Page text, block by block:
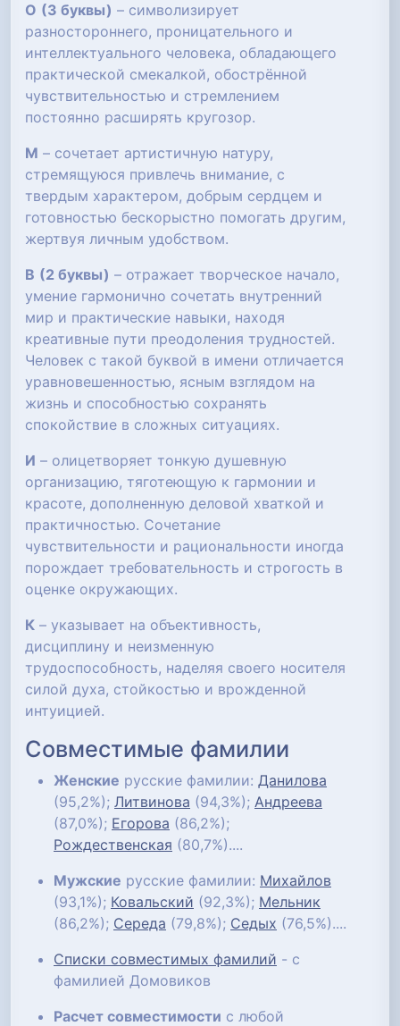
О (3 буквы) – символизирует
разностороннего, проницательного и
интеллектуального человека, обладающего
практической смекалкой, обострённой
чувствительностью и стремлением
постоянно расширять кругозор.
М – сочетает артистичную натуру,
стремящуюся привлечь внимание, с
твердым характером, добрым сердцем и
готовностью бескорыстно помогать другим,
жертвуя личным удобством.
В (2 буквы) – отражает творческое начало,
умение гармонично сочетать внутренний
мир и практические навыки, находя
креативные пути преодоления трудностей.
Человек с такой буквой в имени отличается
уравновешенностью, ясным взглядом на
жизнь и способностью сохранять
спокойствие в сложных ситуациях.
И – олицетворяет тонкую душевную
организацию, тяготеющую к гармонии и
красоте, дополненную деловой хваткой и
практичностью. Сочетание
чувствительности и рациональности иногда
порождает требовательность и строгость в
оценке окружающих.
К – указывает на объективность,
дисциплину и неизменную
трудоспособность, наделяя своего носителя
силой духа, стойкостью и врожденной
интуицией.
Совместимые фамилии
Женские русские фамилии: Данилова
(95,2%); Литвинова (94,3%); Андреева
(87,0%); Егорова (86,2%);
Рождественская (80,7%)....
Мужские русские фамилии: Михайлов
(93,1%); Ковальский (92,3%); Мельник
(86,2%); Середа (79,8%); Седых (76,5%)....
Списки совместимых фамилий - с
фамилией Домовиков
Расчет совместимости с любой